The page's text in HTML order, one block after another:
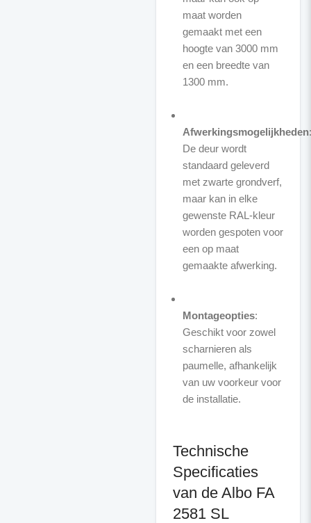
maat worden
gemaakt met een
hoogte van 3000 mm
en een breedte van
1300 mm.
Afwerkingsmogelijkheden:
De deur wordt
standaard geleverd
met zwarte grondverf,
maar kan in elke
gewenste RAL-kleur
worden gespoten voor
een op maat
gemaakte afwerking.
Montageopties:
Geschikt voor zowel
scharnieren als
paumelle, afhankelijk
van uw voorkeur voor
de installatie.
Technische
Specificaties
van de Albo FA
2581 SL